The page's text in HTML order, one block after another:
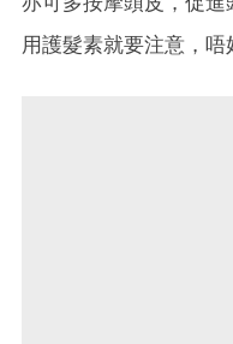
用護髮素就要注意，唔